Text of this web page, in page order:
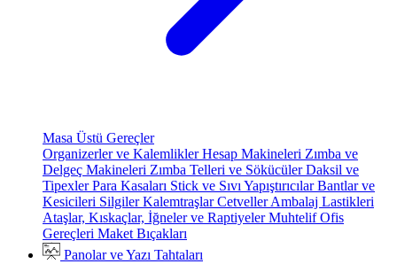
Masa Üstü Gereçler
Organizerler ve KalemliklerHesap Makineleri Zımba ve
Delgeç Makineleri Zımba Telleri ve SökücülerDaksil ve
TipexlerPara Kasaları Stick ve Sıvı YapıştırıcılarBantlar ve
Kesicileri SilgilerKalemtraşlarCetvellerAmbalaj Lastikleri
Ataşlar, Kıskaçlar, İğneler ve RaptiyelerMuhtelif Ofis
Gereçleri Maket Bıçakları
Panolar ve Yazı Tahtaları